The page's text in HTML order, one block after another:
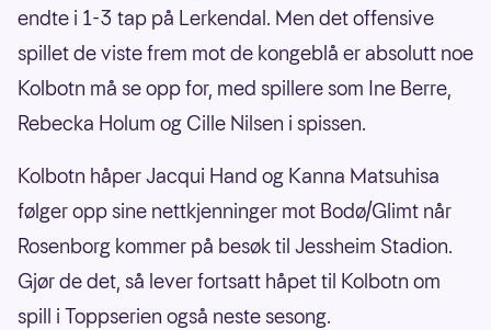
endte i 1-3 tap på Lerkendal. Men det offensive
spillet de viste frem mot de kongeblå er absolutt noe
Kolbotn må se opp for, med spillere som Ine Berre,
Rebecka Holum og Cille Nilsen i spissen.
Kolbotn håper Jacqui Hand og Kanna Matsuhisa
følger opp sine nettkjenninger mot Bodø/Glimt når
Rosenborg kommer på besøk til Jessheim Stadion.
Gjør de det, så lever fortsatt håpet til Kolbotn om
spill i Toppserien også neste sesong.